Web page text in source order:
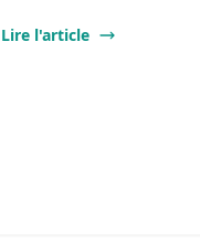
Lire l'article